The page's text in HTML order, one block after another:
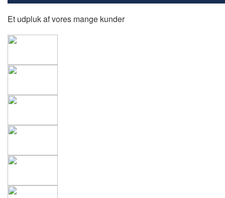
Et udpluk af vores mange kunder